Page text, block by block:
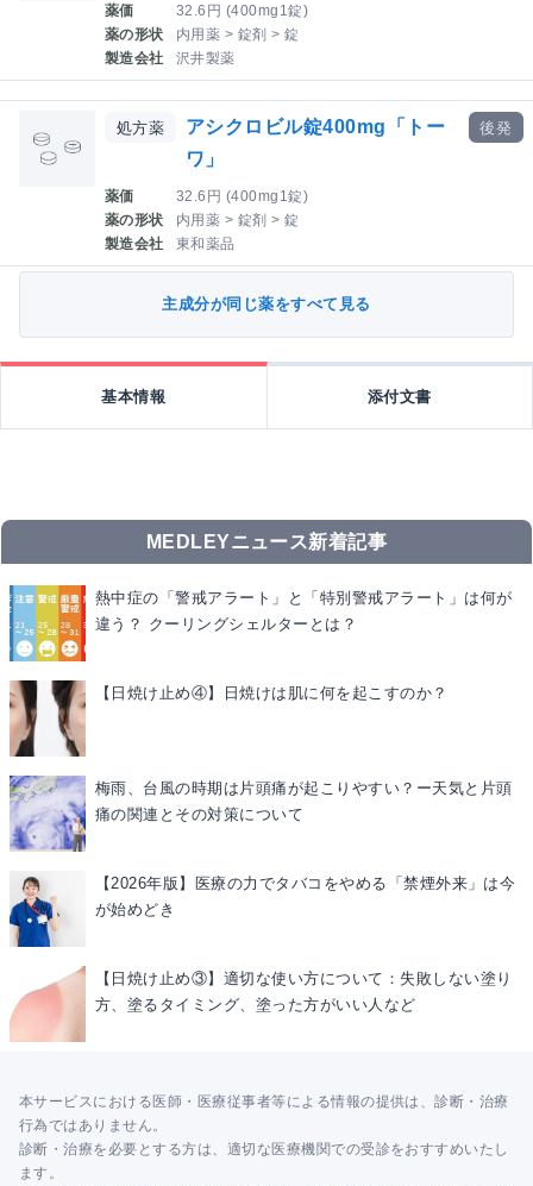
薬価
32.6円 (400mg1錠)
薬の形状
内用薬 > 錠剤 > 錠
製造会社
沢井製薬
処方薬
アシクロビル錠400mg「トー
ワ」
薬価
32.6円 (400mg1錠)
薬の形状
内用薬 > 錠剤 > 錠
製造会社
東和薬品
後発
主成分が同じ薬をすべて見る
基本情報 添付文書
MEDLEYニュース新着記事
熱中症の「警戒アラート」と「特別警戒アラート」は何が
違う？ クーリングシェルターとは？
【日焼け止め④】日焼けは肌に何を起こすのか？
梅雨、台風の時期は片頭痛が起こりやすい？ー天気と片頭
痛の関連とその対策について
【2026年版】医療の力でタバコをやめる「禁煙外来」は今
が始めどき
【日焼け止め③】適切な使い方について：失敗しない塗り
方、塗るタイミング、塗った方がいい人など
本サービスにおける医師・医療従事者等による情報の提供は、診断・治療
行為ではありません。
診断・治療を必要とする方は、適切な医療機関での受診をおすすめいたし
ます。